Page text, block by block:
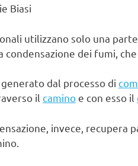
Biasi
utilizzano solo una
condensazione dei fumi,
generato dal processo di
il camino e con esso il
invece,